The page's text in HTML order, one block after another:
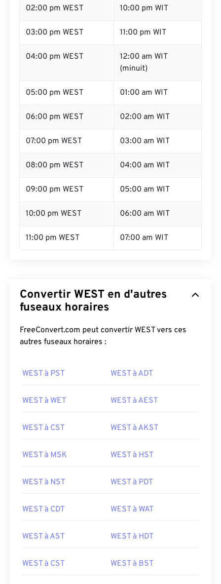
02:00 pm WEST 10:00 pm WIT
03:00 pm WEST 11:00 pm WIT
04:00 pm WEST
12:00 am WIT
(minuit)
05:00 pm WEST 01:00 am WIT
06:00 pm WEST 02:00 am WIT
07:00 pm WEST 03:00 am WIT
08:00 pm WEST 04:00 am WIT
09:00 pm WEST 05:00 am WIT
10:00 pm WEST 06:00 am WIT
11:00 pm WEST 07:00 am WIT
Convertir WEST en d'autres
fuseaux horaires
FreeConvert.com peut convertir WEST vers ces
autres fuseaux horaires :
WEST à PST WEST à ADT
WEST à WET WEST à AEST
WEST à CST WEST à AKST
WEST à MSK WEST à HST
WEST à NST WEST à PDT
WEST à CDT WEST à WAT
WEST à AST WEST à HDT
WEST à CST WEST à BST